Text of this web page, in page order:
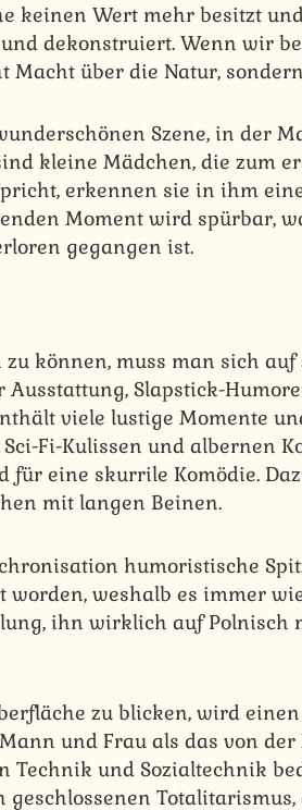
keinen Wert mehr besitzt
dekonstruiert. Wenn wir
über die Natur,
Szene, in der
kleine Mädchen, die zum
erkennen sie in ihm
Moment wird spürbar,
gegangen ist.
können, muss man sich
Slapstick-
viele lustige Momente
Fi-Kulissen und albernen
eine skurrile Komödie.
mit langen Beinen.
humoristische
weshalb es immer
ihn wirklich auf Polnisch
zu blicken, wird
und Frau als das von der
Technik und Sozialtechnik